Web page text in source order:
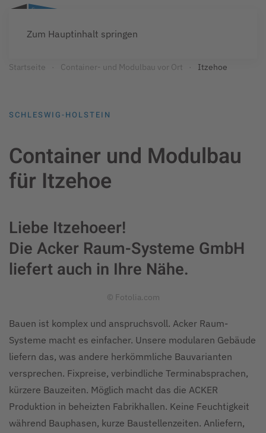
Zum Hauptinhalt springen
Startseite Container- und Modulbau vor Ort Itzehoe
SCHLESWIG-HOLSTEIN
Container und Modulbau
für Itzehoe
Liebe Itzehoeer!
Die Acker Raum-Systeme GmbH
liefert auch in Ihre Nähe.
© Fotolia.com
Bauen ist komplex und anspruchsvoll. Acker Raum-
Systeme macht es einfacher. Unsere modularen Gebäude
liefern das, was andere herkömmliche Bauvarianten
versprechen. Fixpreise, verbindliche Terminabsprachen,
kürzere Bauzeiten. Möglich macht das die ACKER
Produktion in beheizten Fabrikhallen. Keine Feuchtigkeit
während Bauphasen, kurze Baustellenzeiten. Anliefern,